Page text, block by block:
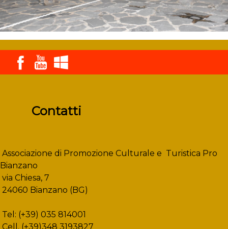
Contatti
Associazione di Promozione Culturale e Turistica Pro
Bianzano
via Chiesa, 7
24060 Bianzano (BG)
Tel: (+39) 035 814001
Cell. (+39)348 3193827